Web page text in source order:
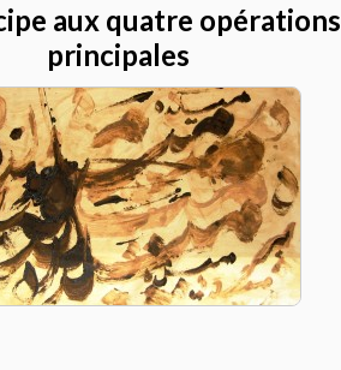
aux quatre opérations
principales